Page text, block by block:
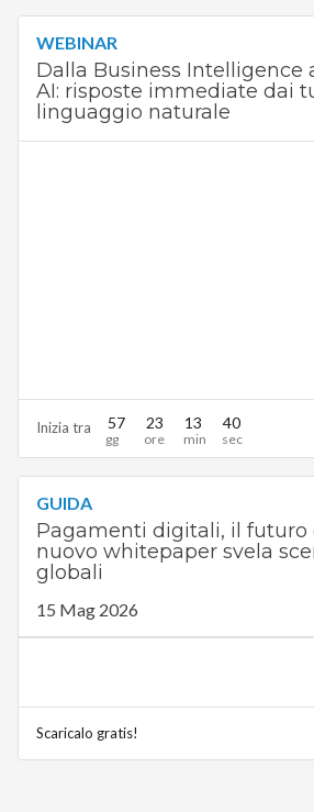
WEBINAR
Dalla Business Intelligence
AI: risposte immediate dai
linguaggio naturale
Inizia tra 57 23 13 39
GUIDA
Pagamenti digitali, il futuro
nuovo whitepaper svela
globali
15 Mag 2026